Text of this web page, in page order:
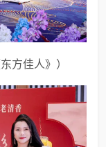
方佳人》）